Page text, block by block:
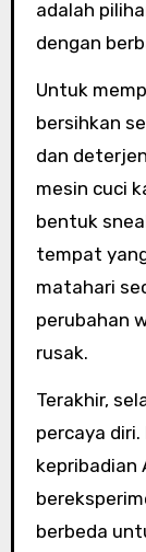
adalah
dengan
Untuk
bersihkan
dan
mesin cuci
bentuk
tempat
matahari
perubahan
rusak.
Terakhir,
percaya
kepribadian
berbeda